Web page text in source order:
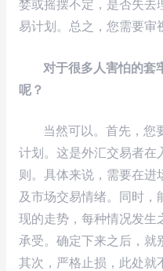
婪或摇摆不定，是否失去
易计划。总之，您需要审
对于很多人害怕的
呢？
当然可以。首先，您
计划。这是外汇交易者在
则。具体来说，需要在进
及市场交易情绪。同时，
现的走势，每种情况发生
承受。确定下来之后，就
其次，严格止损，此处就